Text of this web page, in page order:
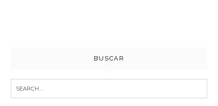
BUSCAR
for: